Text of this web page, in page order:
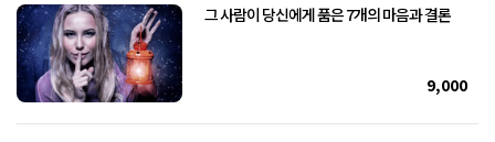
그 사람이 당신에게 품은 7개의 마음과 결론
9,000